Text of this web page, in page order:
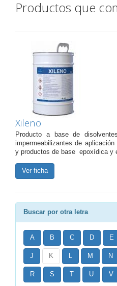
Productos que
Xileno
Producto a base de
impermeabilizantes de
y productos de base epoxídica y
Ver ficha
Buscar por otra letra
A B C D E
J K M N
R S T U V